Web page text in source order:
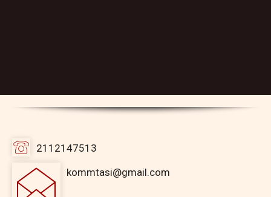
2112147513
kommtasi@gmail.com